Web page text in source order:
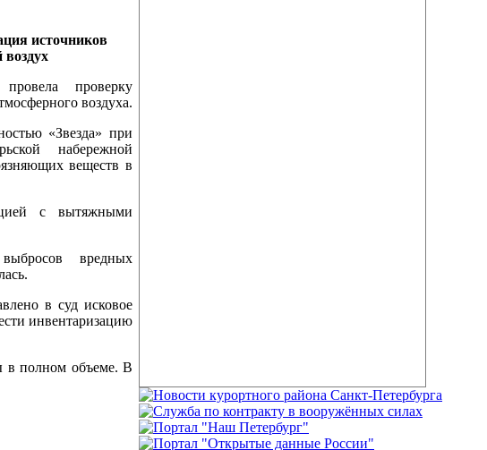
источников
проверку
воздуха.
«Звезда» при
набережной
веществ в
с вытяжными
вредных
в суд исковое
инвентаризацию
в полном объеме. В